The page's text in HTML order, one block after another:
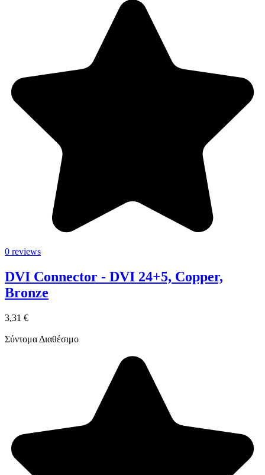
0 reviews
DVI Connector - DVI 24+5, Copper,
Bronze
3,31 €
Σύντομα Διαθέσιμο